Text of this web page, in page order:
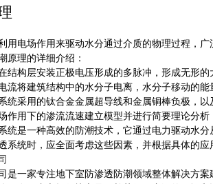
用电场作用来驱动水分通过介质的物理过程，
原理的详细介绍：
结构层安装正极电压形成的多脉冲，形成无形
流将建筑结构中的水分子电离，水分子移动的
统采用的钛合金金属超导线和金属铜棒负极，
作用下的渗流流速建立模型并进行简要理论分
统是一种高效的防潮技术，它通过电力驱动水
系统时，应全面考虑这些因素，并根据具体的应
是一家专注地下室防渗透防潮领域整体解决方